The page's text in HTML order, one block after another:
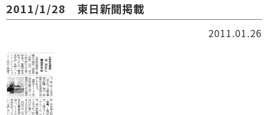
2011/1/28 東日新聞掲載
2011.01.26